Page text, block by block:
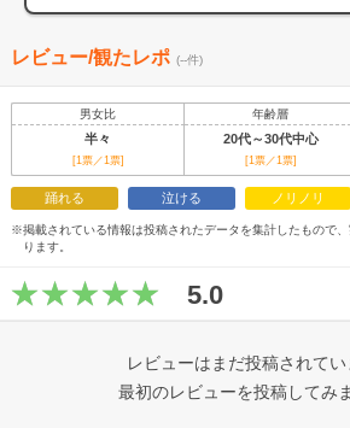
レビュー/観たレポ (--件)
男女比 年齢層
半々 20代～30代中心
[1票／1票] [1票／1票]
踊れる 泣ける ノリノリ
※掲載されている情報は投稿されたデータを集計したもので
ります。
5.0
レビューはまだ投稿されてい
最初のレビューを投稿してみ